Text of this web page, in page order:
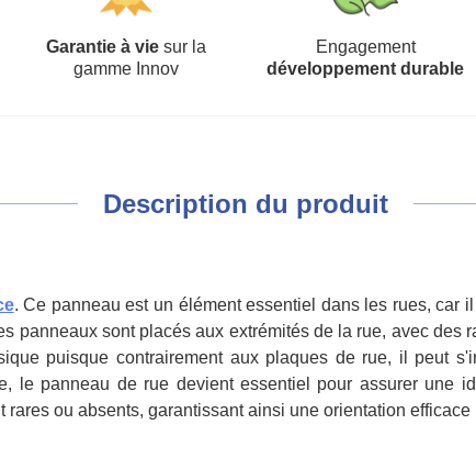
Garantie à viesur la
gamme Innov
Engagement
développement durable
Description du produit
. Ce panneau est un élément essentiel dans les rues, car
panneaux sont placés aux extrémités de la rue, avec
puisque contrairement aux plaques de rue, il peut
le panneau de rue devient essentiel pour assurer une
ou absents, garantissant ainsi une orientation